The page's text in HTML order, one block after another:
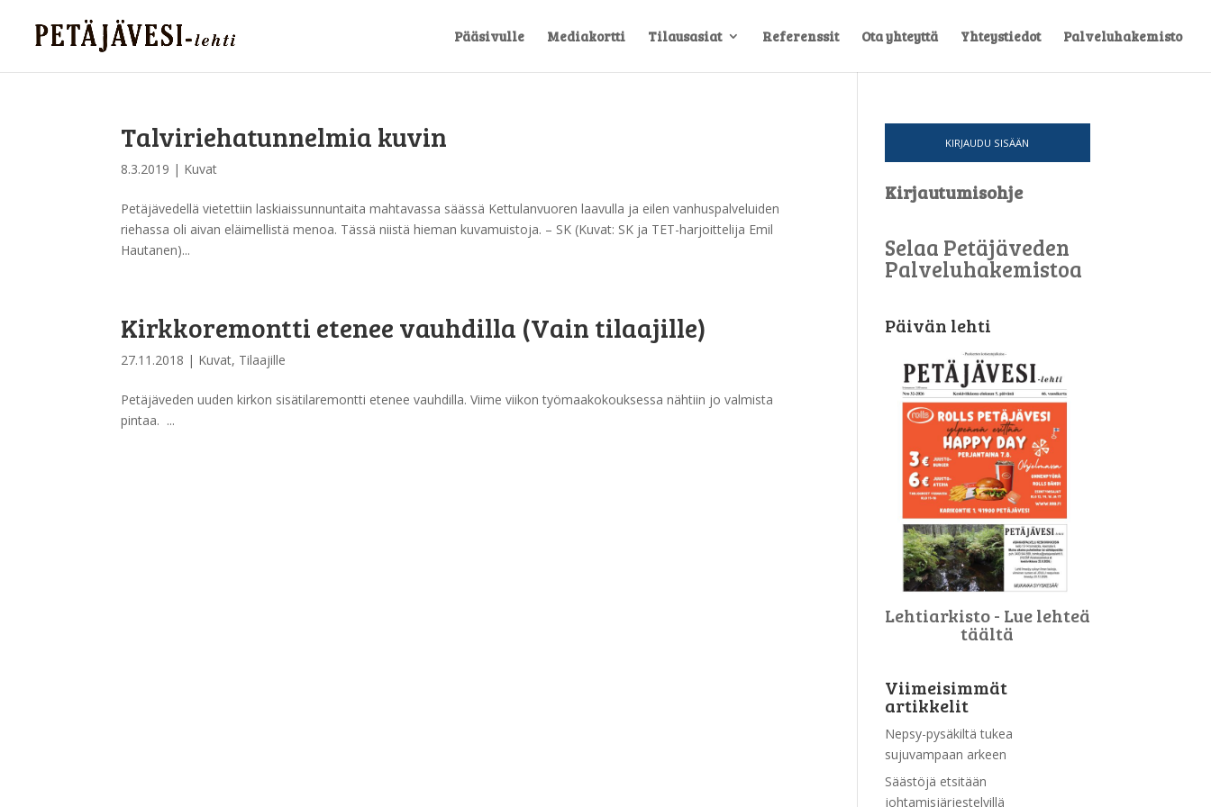
Pääsivulle Mediakortti Tilausasiat Referenssit Ota yhteyttä Yhteystiedot Palveluhakemisto
Talviriehatunnelmia kuvin
8.3.2019 | Kuvat
Petäjävedellä vietettiin laskiaissunnuntaita mahtavassa säässä Kettulanvuoren laavulla ja eilen vanhuspalveluiden
riehassa oli aivan eläimellistä menoa. Tässä niistä hieman kuvamuistoja. – SK (Kuvat: SK ja TET-harjoittelija Emil
Hautanen)...
Kirkkoremontti etenee vauhdilla (Vain tilaajille)
27.11.2018 | Kuvat, Tilaajille
Petäjäveden uuden kirkon sisätilaremontti etenee vauhdilla. Viime viikon työmaakokouksessa nähtiin jo valmista
pintaa. ...
KIRJAUDU SISÄÄN
Kirjautumisohje
Selaa Petäjäveden
Palveluhakemistoa
Päivän lehti
Lehtiarkisto - Lue lehteä
täältä
Viimeisimmät
artikkelit
Nepsy-pysäkiltä tukea
sujuvampaan arkeen
Säästöjä etsitään
johtamisjärjestelyillä